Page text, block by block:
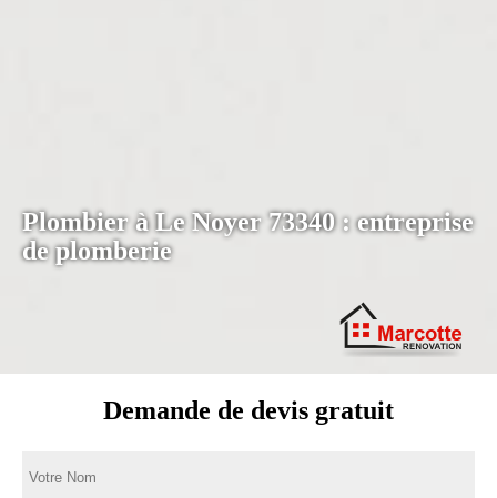
Plombier à Le Noyer 73340 : entreprise
de plomberie
Demande de devis gratuit